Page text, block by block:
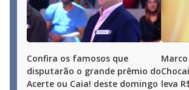
Confira os famosos que
disputarão o grande prêmio do
Acerte ou Caia! deste domingo leva